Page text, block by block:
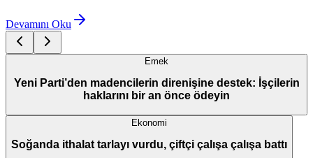
Devamını Oku
Emek
Yeni Parti’den madencilerin direnişine destek: İşçilerin
haklarını bir an önce ödeyin
Ekonomi
Soğanda ithalat tarlayı vurdu, çiftçi çalışa çalışa battı